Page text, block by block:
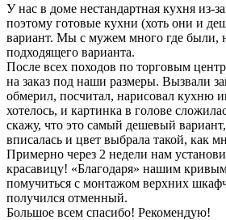
У нас в доме нестандартная кухня из-
поэтому готовые кухни (хоть они и
вариант. Мы с мужем много где были,
подходящего варианта.
После всех походов по торговым
на заказ под наши размеры. Вызвали
обмерил, посчитал, нарисовал кухню
хотелось, и картинка в голове
скажу, что это самый дешевый
вписалась и цвет выбрала такой, как
Примерно через 2 недели нам
красавицу! «Благодаря» нашим
помучиться с монтажом верхних
получился отменный.
Большое всем спасибо! Рекомендую!